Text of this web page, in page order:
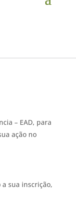
– EAD, para
ação no
sua inscrição,